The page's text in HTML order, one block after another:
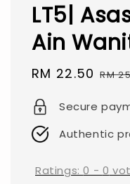
LT5|
Ain
Sale
RM 22.50 RM
Secure
Authentic
Ratings:0 - 0